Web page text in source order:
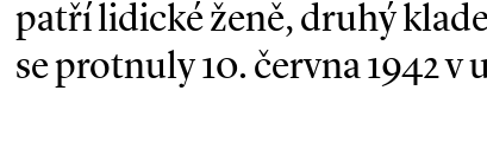
patří lidické ženě, druhý
se protnuly 10. června 1942